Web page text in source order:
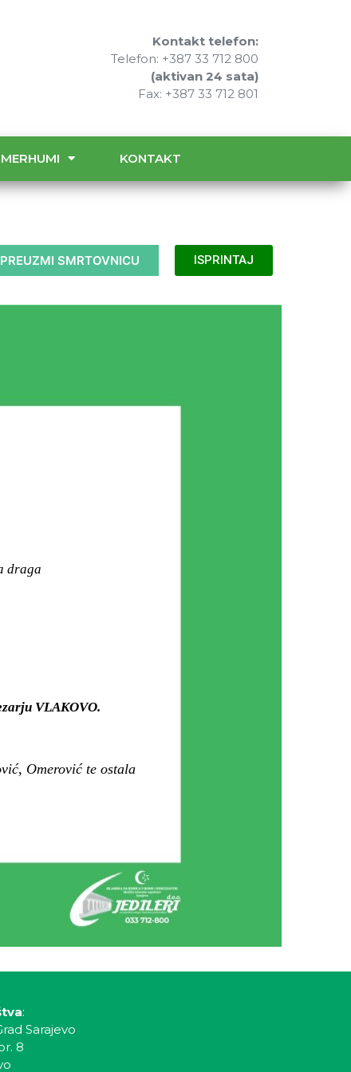
Kontakt telefon:
Telefon: +387 33 712 800
(aktivan 24 sata)
Fax: +387 33 712 801
MERHUMI KONTAKT
PREUZMI SMRTOVNICU ISPRINTAJ
draga
VLAKOVO.
Omerović te ostala
:
Sarajevo
8